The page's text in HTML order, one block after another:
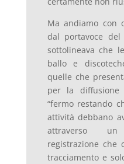
Ma andiamo con
dal portavoce del
sottolineava che
ballo e
quelle che
per la
“fermo restando
attività debbano
attraverso
registrazione che
tracciamento e